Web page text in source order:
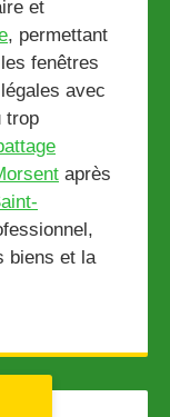
et
, permettant
fenêtres
avec
trop
après
biens et la